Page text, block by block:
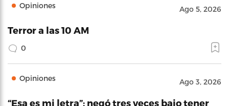
Opiniones Ago 5, 2026
Terror a las 10 AM
0
Opiniones Ago 3, 2026
“Esa es mi letra”: negó tres veces bajo tener